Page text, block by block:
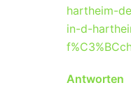
hartheim-
in-d-
Antworten